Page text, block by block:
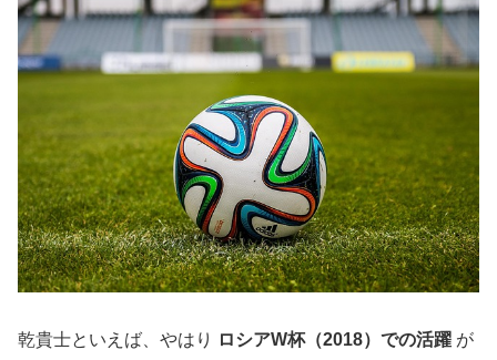
乾貴士といえば、やはり ロシアW杯（2018）での活躍 が